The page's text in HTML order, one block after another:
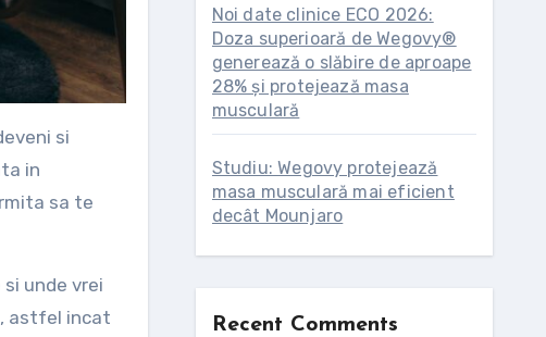
in
sa te
unde vrei
astfel incat
Noi date clinice ECO 2026:
Doza superioară de Wegovy®
generează o slăbire de aproape
28% și protejează masa
musculară
Studiu: Wegovy protejează
masa musculară mai eficient
decât Mounjaro
Recent Comments